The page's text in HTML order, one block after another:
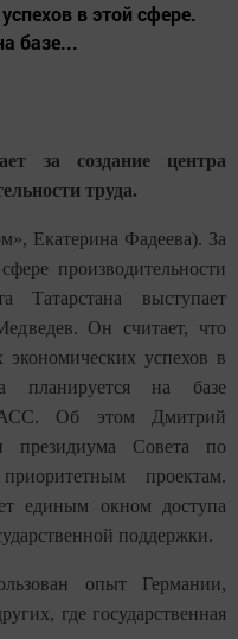
в этой сфере.
базе...
за создание центра
труда.
Екатерина Фадеева). За
производительности
Татарстана выступает
Он считает, что
экономических успехов в
планируется на базе
Об этом Дмитрий
президиума Совета по
проектам.
единым окном доступа
поддержки.
опыт Германии,
где государственная